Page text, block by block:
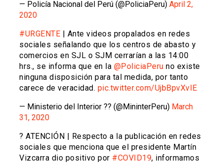
— Policía Nacional del Perú (@PoliciaPeru) April 2,
2020
#URGENTE | Ante videos propalados en redes
sociales señalando que los centros de abasto y
comercios en SJL o SJM cerrarían a las 14:00
hrs., se informa que en la @PoliciaPeru no existe
ninguna disposición para tal medida, por tanto
carece de veracidad. pic.twitter.com/UjbBpvXvIE
— Ministerio del Interior ?? (@MininterPeru) March
31, 2020
? ATENCIÓN | Respecto a la publicación en redes
sociales que menciona que el presidente Martín
Vizcarra dio positivo por #COVID19, informamos